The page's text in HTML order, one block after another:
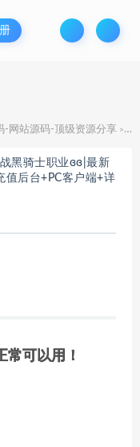
-网站源码-顶级资源分享 > 热
黑骑士职业ɞɞ|最新
值后台+PC客户端+详
常可以用！